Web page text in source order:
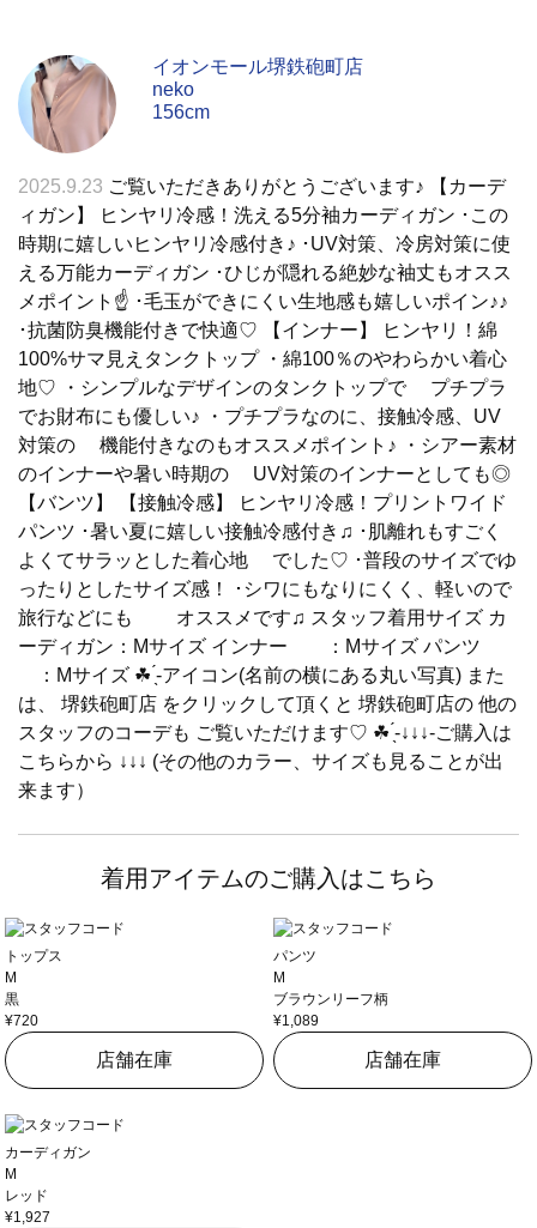
イオンモール堺鉄砲町店
neko
156cm
2025.9.23 ご覧いただきありがとうございます♪ 【カーデ
ィガン】 ヒンヤリ冷感！洗える5分袖カーディガン ･この
時期に嬉しいヒンヤリ冷感付き♪ ･UV対策、冷房対策に使
える万能カーディガン ･ひじが隠れる絶妙な袖丈もオスス
メポイント☝ ･毛玉ができにくい生地感も嬉しいポイン♪♪
･抗菌防臭機能付きで快適♡ 【インナー】 ヒンヤリ！綿
100%サマ見えタンクトップ ・綿100％のやわらかい着心
地♡ ・シンプルなデザインのタンクトップで プチプラ
でお財布にも優しい♪ ・プチプラなのに、接触冷感、UV
対策の 機能付きなのもオススメポイント♪ ・シアー素材
のインナーや暑い時期の UV対策のインナーとしても◎
【バンツ】 【接触冷感】 ヒンヤリ冷感！プリントワイド
パンツ ･暑い夏に嬉しい接触冷感付き♫ ･肌離れもすごく
よくてサラッとした着心地 でした♡ ･普段のサイズでゆ
ったりとしたサイズ感！ ･シワにもなりにくく、軽いので
旅行などにも オススメです♫ スタッフ着用サイズ カ
ーディガン：Mサイズ インナー ：Mサイズ パンツ
：Mサイズ ☘ ̖́-アイコン(名前の横にある丸い写真) また
は、 堺鉄砲町店 をクリックして頂くと 堺鉄砲町店の 他の
スタッフのコーデも ご覧いただけます♡ ☘ ̖́-↓↓↓-ご購入は
こちらから ↓↓↓ (その他のカラー、サイズも見ることが出
来ます）
着用アイテムのご購入はこちら
トップス
M
黒
¥720
店舗在庫
パンツ
M
ブラウンリーフ柄
¥1,089
店舗在庫
カーディガン
M
レッド
¥1,927